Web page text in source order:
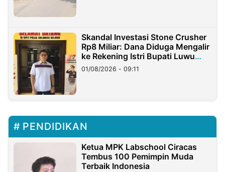
Skandal Investasi Stone Crusher
Rp8 Miliar: Dana Diduga Mengalir
ke Rekening Istri Bupati Luwu
Timur
01/08/2026 - 09:11
PENDIDIKAN
Ketua MPK Labschool Ciracas
Tembus 100 Pemimpin Muda
Terbaik Indonesia